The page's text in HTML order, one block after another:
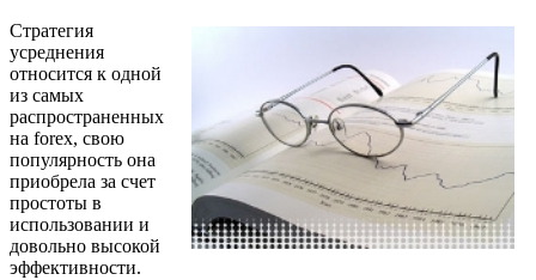
Стратегия
усреднения
относится к одной
из самых
распространенных
на forex, свою
популярность она
приобрела за счет
простоты в
использовании и
довольно высокой
эффективности.